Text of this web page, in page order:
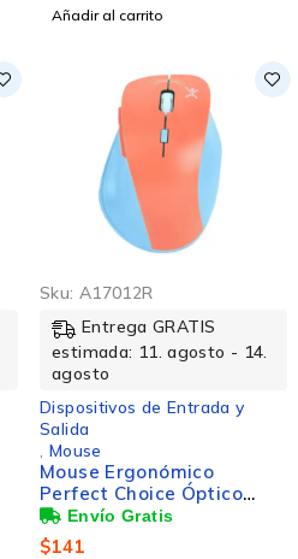
Añadir al carrito
Sku: A17012R
Entrega GRATIS
estimada: 11. agosto - 14.
agosto
Dispositivos de Entrada y
Salida
Mouse
Mouse Ergonómico
Perfect Choice Óptico
Thumb, RF Inalámbrico,
1600DPI, Azul/Naranja
$141